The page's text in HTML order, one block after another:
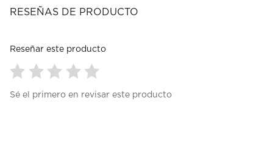
RESEÑAS DE PRODUCTO
Reseñar este producto
paraparaparaparapara
Sé el primero en revisar este producto